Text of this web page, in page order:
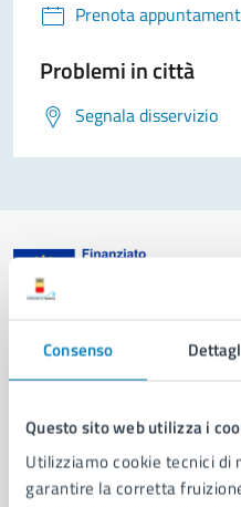
Consenso
Questo sito web utilizza i
Utilizziamo cookie tecnici di
garantire la corretta
Prenota
Problemi in città
Segnala disservizio
Aree amministrative
Organi di governo
Municipalità